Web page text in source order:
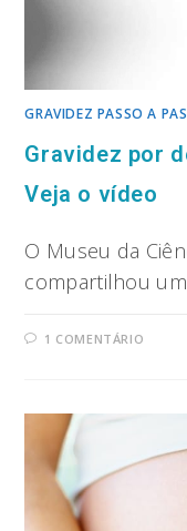
GRAVIDEZ PASSO A
Gravidez por
Veja o vídeo
O Museu da
compartilhou
1 COMENTÁRIO